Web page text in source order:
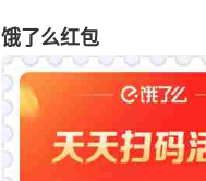
饿了么红包